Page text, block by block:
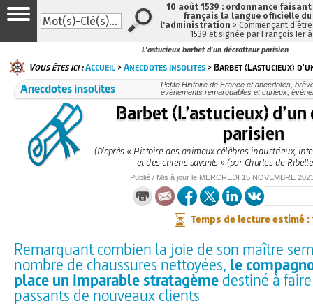
L'astucieux barbet d'un décrotteur parisien
Vous êtes ici :Accueil >Anecdotes insolites > Barbet (L'astucieux)
Anecdotes insolites
Petite Histoire de France et anecdotes,
événements remarquables et curieux,
Barbet (L’astucieux)
parisien
(D’après « Histoire des animaux célèbres industrieux,
et des chiens savants » (par Charles de
Publié / Mis à jour le MERCREDI 15 NOVEMBRE
Temps de lecture estimé :
Remarquant combien la joie de son maître
nombre de chaussures nettoyées, le
place un imparable stratagèmedestiné à
passants de nouveaux clients
10 août 1539 : ordonnance
français la langue officielle
l'administration > Commençant
1539 et signée par François Ier